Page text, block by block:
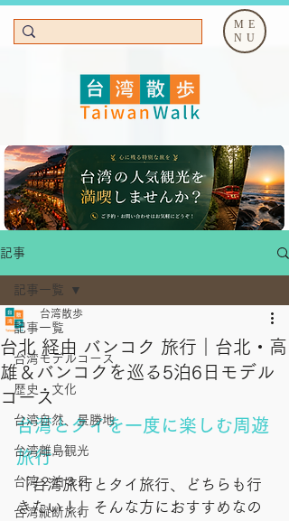
ME
NU
記事
記事一覧
台湾モデルコース
歴史・文化
台湾自然、景勝地
台湾離島観光
台湾２泊３日
台湾縦断旅行
記事一覧
台北 経由 バンコク 旅行｜台北・高
雄＆バンコクを巡る5泊6日モデル
コース
台湾散歩
台湾とタイを一度に楽しむ周遊
旅行
「台湾旅行とタイ旅行、どちらも行
きたい！」そんな方におすすめなの